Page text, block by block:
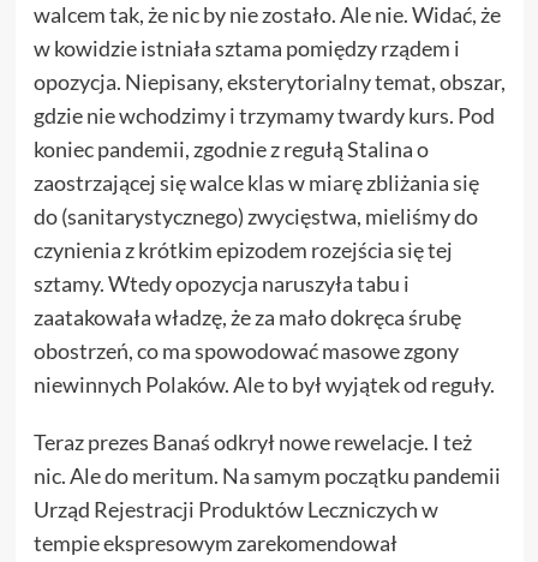
walcem tak, że nic by nie zostało. Ale nie. Widać, że
w kowidzie istniała sztama pomiędzy rządem i
opozycja. Niepisany, eksterytorialny temat, obszar,
gdzie nie wchodzimy i trzymamy twardy kurs. Pod
koniec pandemii, zgodnie z regułą Stalina o
zaostrzającej się walce klas w miarę zbliżania się
do (sanitarystycznego) zwycięstwa, mieliśmy do
czynienia z krótkim epizodem rozejścia się tej
sztamy. Wtedy opozycja naruszyła tabu i
zaatakowała władzę, że za mało dokręca śrubę
obostrzeń, co ma spowodować masowe zgony
niewinnych Polaków. Ale to był wyjątek od reguły.
Teraz prezes Banaś odkrył nowe rewelacje. I też
nic. Ale do meritum. Na samym początku pandemii
Urząd Rejestracji Produktów Leczniczych w
tempie ekspresowym zarekomendował